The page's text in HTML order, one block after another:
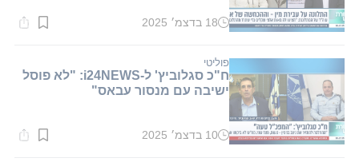
זמן
דקות.
18 בדצמ׳ 2025
פוליטי
ח"כ סגלוביץ' ל-i24NEWS: "לא פוסל
ישיבה עם מנסור עבאס"
זמן10 בדצמ׳ 2025